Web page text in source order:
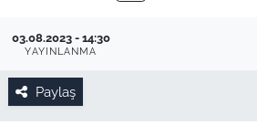
03.08.2023 - 14:30
YAYINLANMA
Paylaş